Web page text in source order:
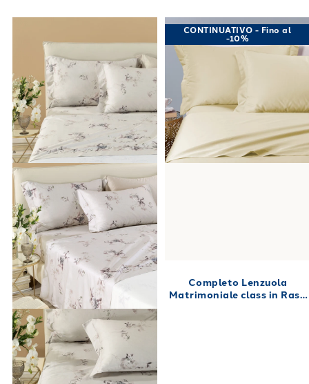
Completo Lenzuola Matrimoniale
Link to "
CONTINUATIVO - Fino al
-10%
Completo Lenzuola
Matrimoniale class in Raso